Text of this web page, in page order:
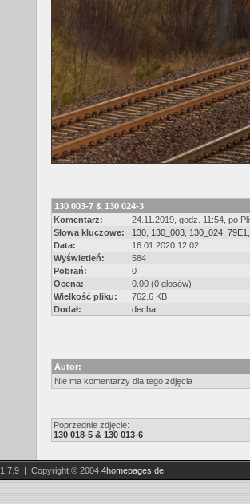
130 003-7 & 130 024-3
Komentarz:
24.11.2019, godz. 11:54, po
Słowa kluczowe:
130 130_003 130_024 79E1
Data:
16.01.2020 12:02
Wyświetleń:
584
Pobrań:
0
Ocena:
0.00 (0 głosów)
Wielkość pliku:
762.6 KB
Dodał:
decha
Autor:
Nie ma komentarzy dla tego zdjęcia
Poprzednie zdjęcie:
130 018-5 & 130 013-6
1.7.9 | Copyright © 2004 4homepages.de